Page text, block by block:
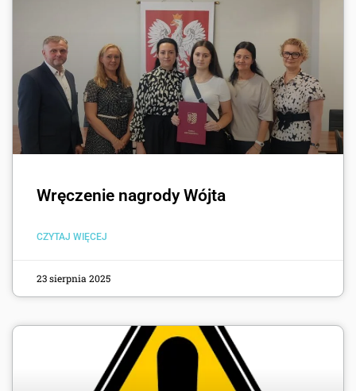
Wręczenie nagrody Wójta
CZYTAJ WIĘCEJ
23 sierpnia 2025